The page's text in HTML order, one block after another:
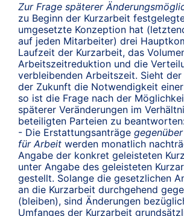
Zur Frage späterer
zu Beginn der Kurzarbeit
umgesetzte Konzeption hat
auf jeden Mitarbeiter) drei
Laufzeit der Kurzarbeit, das
Arbeitszeitreduktion und die
verbleibenden Arbeitszeit. Sieht
der Zukunft die Notwendigkeit
so ist die Frage nach der
späterer Veränderungen im
beteiligten Parteien zu
- Die Erstattungsanträge
für Arbeit werden monatlich
Angabe der konkret geleisteten
unter Angabe des geleisteten
gestellt. Solange die gesetzlichen
an die Kurzarbeit durchgehend
(bleiben), sind Änderungen
Umfanges der Kurzarbeit